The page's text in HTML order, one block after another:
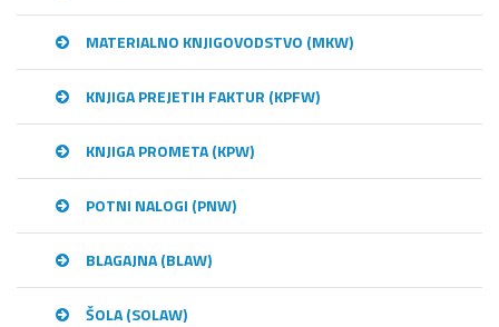
MATERIALNO KNJIGOVODSTVO (MKW)
KNJIGA PREJETIH FAKTUR (KPFW)
KNJIGA PROMETA (KPW)
POTNI NALOGI (PNW)
BLAGAJNA (BLAW)
ŠOLA (SOLAW)